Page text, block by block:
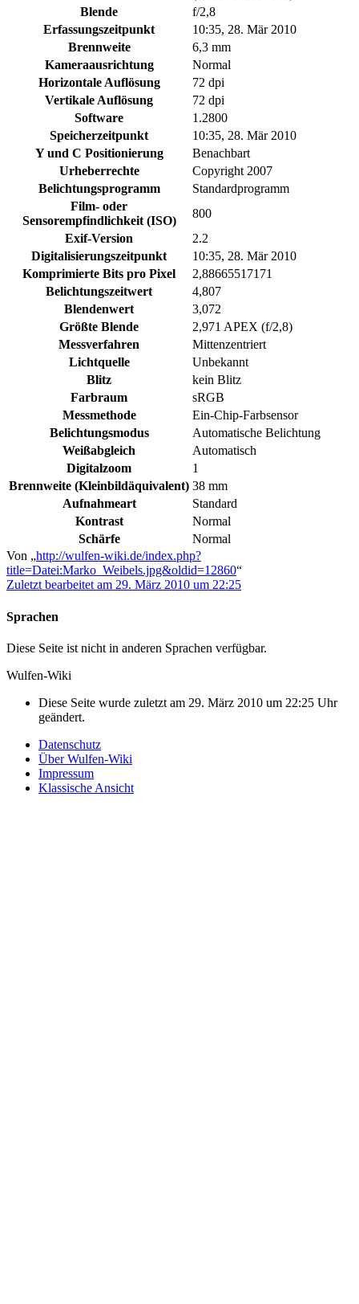
Blende
f/2,8
Erfassungszeitpunkt
10:35, 28. Mär 2010
Brennweite
6,3 mm
Kameraausrichtung
Normal
Horizontale Auflösung
72 dpi
Vertikale Auflösung
72 dpi
Software
1.2800
Speicherzeitpunkt
10:35, 28. Mär 2010
Y und C Positionierung
Benachbart
Urheberrechte
Copyright 2007
Belichtungsprogramm
Standardprogramm
Film- oder
Sensorempfindlichkeit (ISO)
800
Exif-Version
2.2
Digitalisierungszeitpunkt
10:35, 28. Mär 2010
Komprimierte Bits pro Pixel
2,88665517171
Belichtungszeitwert
4,807
Blendenwert
3,072
Größte Blende
2,971 APEX (f/2,8)
Messverfahren
Mittenzentriert
Lichtquelle
Unbekannt
Blitz
kein Blitz
Farbraum
sRGB
Messmethode
Ein-Chip-Farbsensor
Belichtungsmodus
Automatische Belichtung
Weißabgleich
Automatisch
Digitalzoom
1
Brennweite (Kleinbildäquivalent) 38 mm
Aufnahmeart
Standard
Kontrast
Normal
Schärfe
Normal
Von „http://wulfen-wiki.de/index.php?
title=Datei:Marko_Weibels.jpg&oldid=12860“
Zuletzt bearbeitet am 29. März 2010 um 22:25
Sprachen
Diese Seite ist nicht in anderen Sprachen verfügbar.
Wulfen-Wiki
Diese Seite wurde zuletzt am 29. März 2010 um 22:25 Uhr
geändert.
Datenschutz
Über Wulfen-Wiki
Impressum
Klassische Ansicht